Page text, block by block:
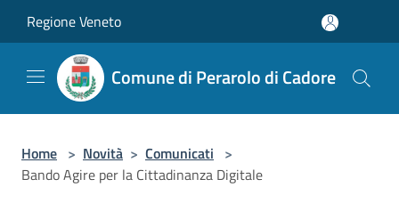
Regione Veneto
Comune di Perarolo di Cadore
Home > Novità > Comunicati >
Bando Agire per la Cittadinanza Digitale